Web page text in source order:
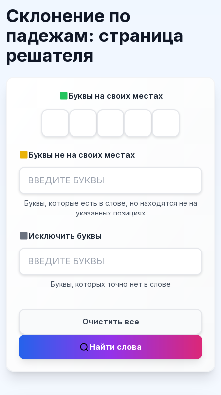
Склонение по
падежам: страница
решателя
Буквы на своих местах
Буквы не на своих местах
Буквы, которые есть в слове, но находятся не на
указанных позициях
Исключить буквы
Буквы, которых точно нет в слове
Очистить все
Найти слова